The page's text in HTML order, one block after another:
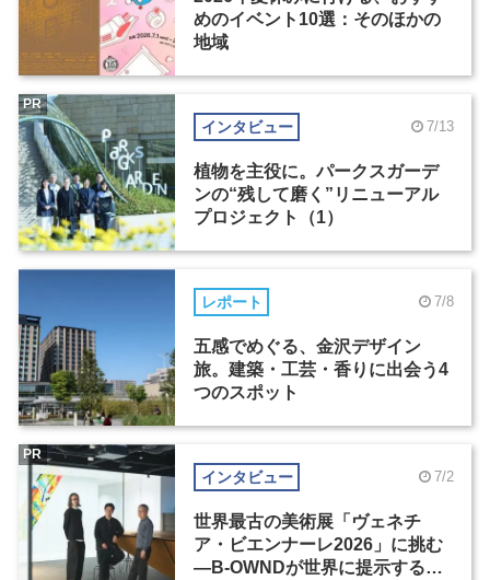
めのイベント10選：そのほかの
地域
インタビュー 7/13
植物を主役に。パークスガーデ
ンの“残して磨く”リニューアル
プロジェクト（1）
PR
レポート 7/8
五感でめぐる、金沢デザイン
旅。建築・工芸・香りに出会う4
つのスポット
インタビュー 7/2
世界最古の美術展「ヴェネチ
ア・ビエンナーレ2026」に挑む
―B-OWNDが世界に提示する美
PR